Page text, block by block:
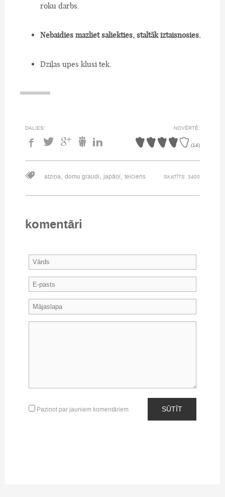
roku darbs.
Nebaidies mazliet saliekties, staltāk iztaisnosies.
Dziļas upes klusi tek.
DALIES: NOVĒRTĒ:
(14)
atziņa, domu graudi, japāņi, teiciens SKATĪTS: 3400
komentāri
Paziņot par jauniem komentāriem SŪTĪT